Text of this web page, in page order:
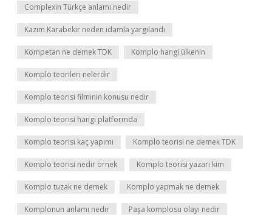
Complexin Türkçe anlamı nedir
Kazım Karabekir neden idamla yargılandı
Kompetan ne demek TDK Komplo hangi ülkenin
Komplo teorileri nelerdir
Komplo teorisi filminin konusu nedir
Komplo teorisi hangi platformda
Komplo teorisi kaç yapımı Komplo teorisi ne demek TDK
Komplo teorisi nedir örnek Komplo teorisi yazarı kim
Komplo tuzak ne demek Komplo yapmak ne demek
Komplonun anlamı nedir Paşa komplosu olayı nedir